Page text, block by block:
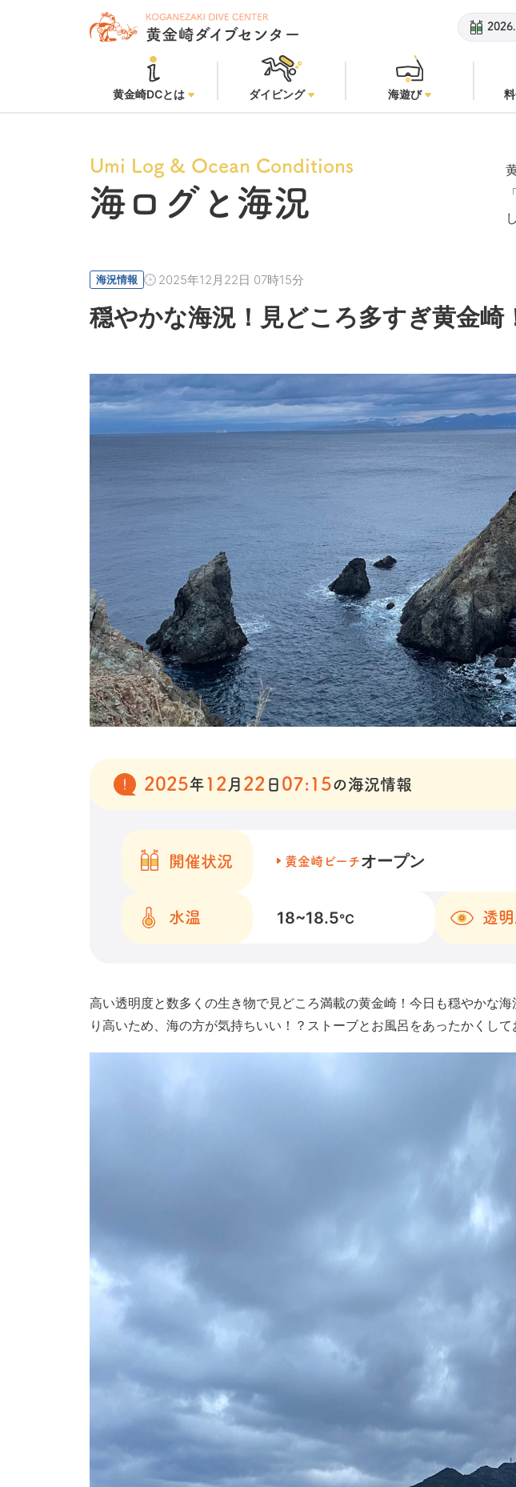
オープン 安良里
黄金崎DCとは ダイビング 海遊び
Umi Log & Ocean Conditions
海ログと海況
海況情報 2025年12月22日 07時15分
穏やかな海況！見どころ多すぎ黄金崎
2025年 12 月 22 日 07:15の海況情報
開催状況 黄金崎ビーチオープン
水温 18~18.5℃ 透
高い透明度と数多くの生き物で見どころ満載の黄金崎！今日も穏やかな
り高いため、海の方が気持ちいい！？ストーブとお風呂をあったかくし